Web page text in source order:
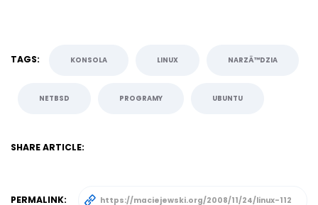
TAGS: KONSOLA LINUX NARZÄ™DZIA
NETBSD PROGRAMY UBUNTU
SHARE ARTICLE:
PERMALINK: